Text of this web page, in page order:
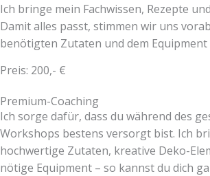
Ich bringe mein Fachwissen, Rezepte
Damit alles passt, stimmen wir uns
benötigten Zutaten und dem Equipment
Preis: 200,- €
Premium-Coaching
Ich sorge dafür, dass du während des
Workshops bestens versorgt bist. Ich
hochwertige Zutaten, kreative Deko-
nötige Equipment – so kannst du dich